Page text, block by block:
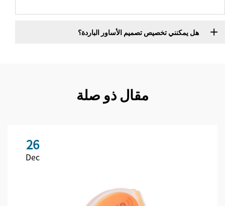
هل يمكنني تخصيص تصميم الأساور الباردة؟
مقال ذو صلة
26
Dec